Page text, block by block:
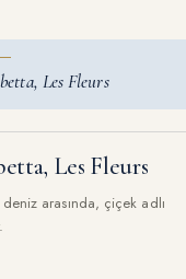
Les Fleurs
Les Fleurs
arasında, çiçek adlı